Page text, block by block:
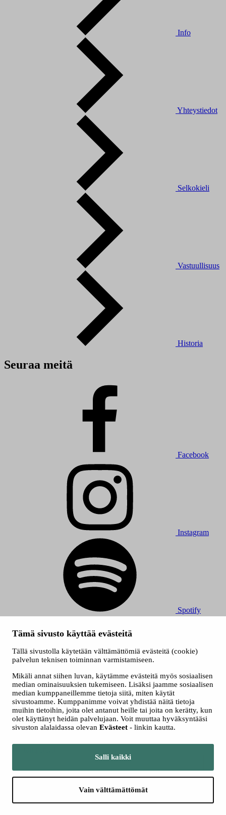
Tämä sivusto käyttää evästeitä
Tällä sivustolla käytetään välttämättömiä evästeitä (cookie)
palvelun teknisen toiminnan varmistamiseen.
Mikäli annat siihen luvan, käytämme evästeitä myös sosiaalisen
median ominaisuuksien tukemiseen. Lisäksi jaamme sosiaalisen
median kumppaneillemme tietoja siitä, miten käytät
sivustoamme. Kumppanimme voivat yhdistää näitä tietoja
muihin tietoihin, joita olet antanut heille tai joita on kerätty, kun
olet käyttänyt heidän palvelujaan. Voit muuttaa hyväksyntääsi
sivuston alalaidassa olevan Evästeet - linkin kautta.
Salli kaikki
Vain välttämättömät
Info
Yhteystiedot
Selkokieli
Vastuullisuus
Historia
Seuraa meitä
Facebook
Instagram
Spotify
Kaikki oikeudet muutoksiin pidätetään.
Saavutettavuusseloste
Tietosuojaselosteet